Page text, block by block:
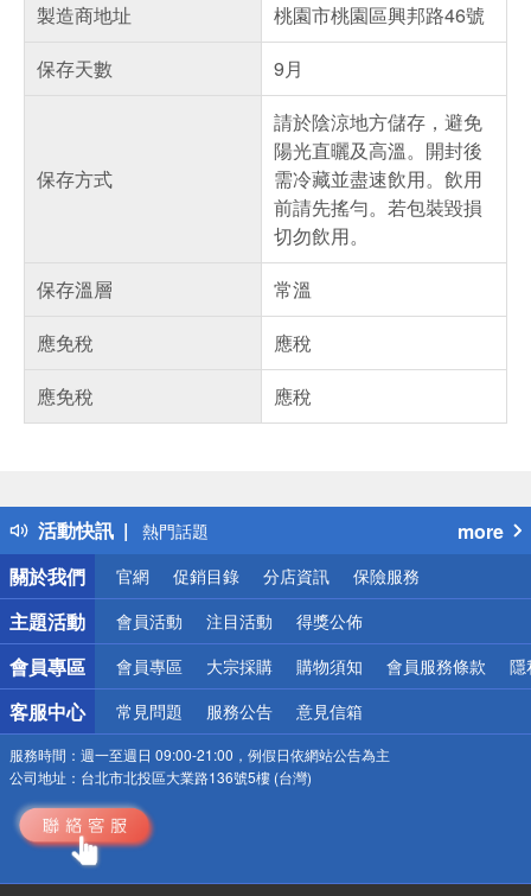
製造商地址
桃園市桃園區興邦路46號
保存天數
9月
保存方式
請於陰涼地方儲存，避免
陽光直曬及高溫。開封後
需冷藏並盡速飲用。飲用
前請先搖勻。若包裝毀損
切勿飲用。
保存溫層
常溫
應免稅
應稅
應免稅
應稅
活動快訊
得獎公告
熱門話題
銀行優惠
偏遠地區配送
詐騙網頁！請小心！
more
關於我們
官網 促銷目錄 分店資訊 保險服務
主題活動 會員活動 注目活動 得獎公佈
會員專區 會員專區 大宗採購 購物須知 會員服務條款 隱
客服中心 常見問題 服務公告 意見信箱
服務時間： 週一至週日 09:00-21:00，例假日依網站公告為主
公司地址： 台北市北投區大業路136號5樓 (台灣)